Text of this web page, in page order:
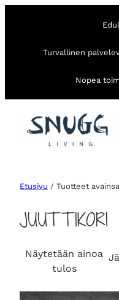
Turvallinen
Nopea
Etusivu / Tuotteet
JUUTTIKORI
Näytetään ainoa
tulos